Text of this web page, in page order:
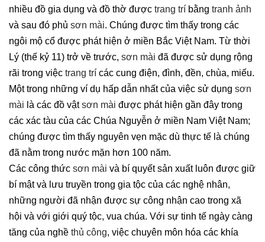
nhiều đồ gia dụng và đồ thờ được trang trí bằng tranh ảnh
và sau đó phủ sơn mài. Chúng được tìm thấy trong các
ngôi mộ cổ được phát hiện ở miền Bắc Việt Nam. Từ thời
Lý (thế kỷ 11) trở về trước, sơn mài đã được sử dụng rộng
rãi trong việc trang trí các cung điện, đình, đền, chùa, miếu.
Một trong những ví dụ hấp dẫn nhất của việc sử dụng sơn
mài là các đồ vậtsơn mài được phát hiện gần đây trong
các xác tàu của các Chúa Nguyễn ở miền Nam Việt Nam;
chúng được tìm thấy nguyên vẹn mặc dù thực tế là chúng
đã nằm trong nước mặn hơn 100 năm.
Các công thức sơn mài và bí quyết sản xuất luôn được giữ
bí mật và lưu truyền trong gia tộc của các nghệ nhân,
những người đã nhận được sự công nhận cao trong xã
hội và với giới quý tộc, vua chúa. Với sự tinh tế ngày càng
tăng của nghề thủ công, việc chuyên môn hóa các khía